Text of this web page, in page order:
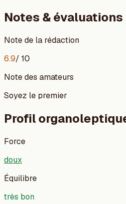
Notes & évaluations
Note de la rédaction
6.9/ 10
Note des amateurs
Soyez le premier
Profil
Force
doux
Équilibre
très bon